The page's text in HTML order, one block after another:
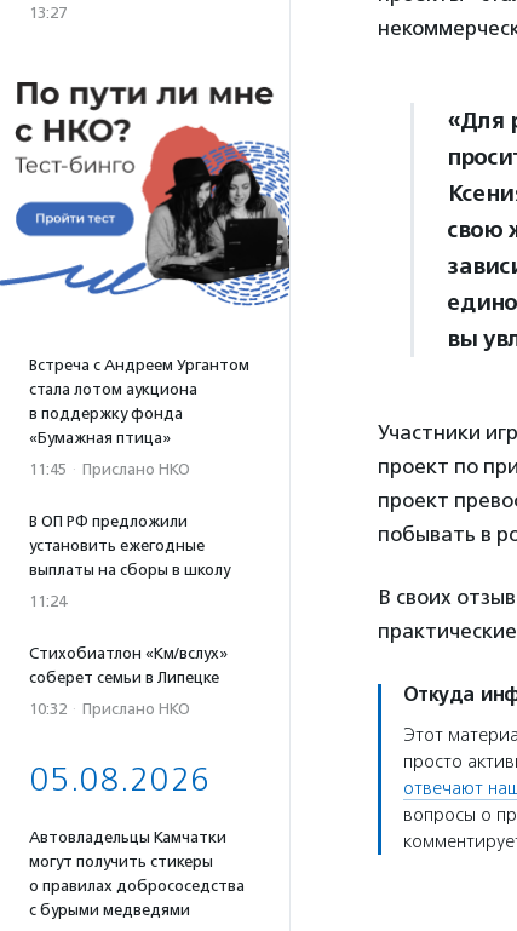
13:27
Встреча с Андреем Ургантом
стала лотом аукциона
в поддержку фонда
«Бумажная птица»
11:45 · Прислано НКО
В ОП РФ предложили
установить ежегодные
выплаты на сборы в школу
11:24
Стихобиатлон «Км/вслух»
соберет семьи в Липецке
10:32 · Прислано НКО
05.08.2026
Автовладельцы Камчатки
могут получить стикеры
о правилах добрососедства
с бурыми медведями
«Для
свою
вы
Участники
проект по
проект
побывать в
В своих
Откуда
Этот
просто
отвечают
вопросы о